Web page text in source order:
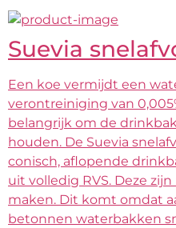
Suevia
Een koe vermijdt een
verontreiniging van
belangrijk om de
houden. De Suevia
conisch, aflopende
uit volledig RVS. Deze
maken. Dit komt omdat
betonnen waterbakken